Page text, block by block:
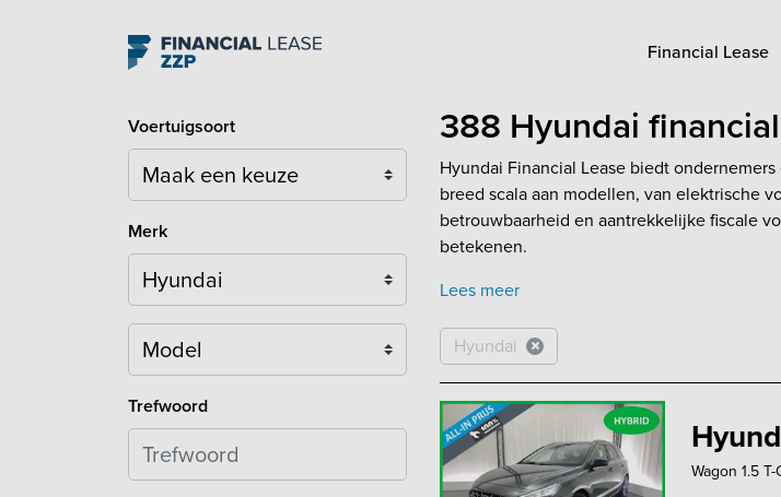
Navigation Financial Lease
Voertuigsoort
Merk
Model
Trefwoord
388 Hyundai
Hyundai Financial Lease biedt
breed scala aan modellen, van elektrische
betrouwbaarheid en aantrekkelijke fiscale
betekenen.
Lees meer
Hyundai
Wagon 1.5